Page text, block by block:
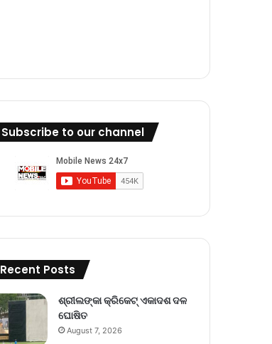
Subscribe to our channel
Recent Posts
ଶ୍ରୀଲଙ୍କା କ୍ରିକେଟ୍‌ ଏକାଦଶ ଦଳ
ଘୋଷିତ
August 7, 2026